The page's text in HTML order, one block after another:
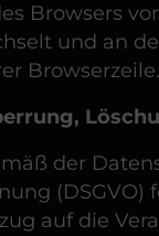
Browsers
und an
Browserzeile.
der
(DSGVO)
auf die